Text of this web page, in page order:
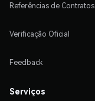
Referências de Contratos
Verificação Oficial
Feedback
Serviços